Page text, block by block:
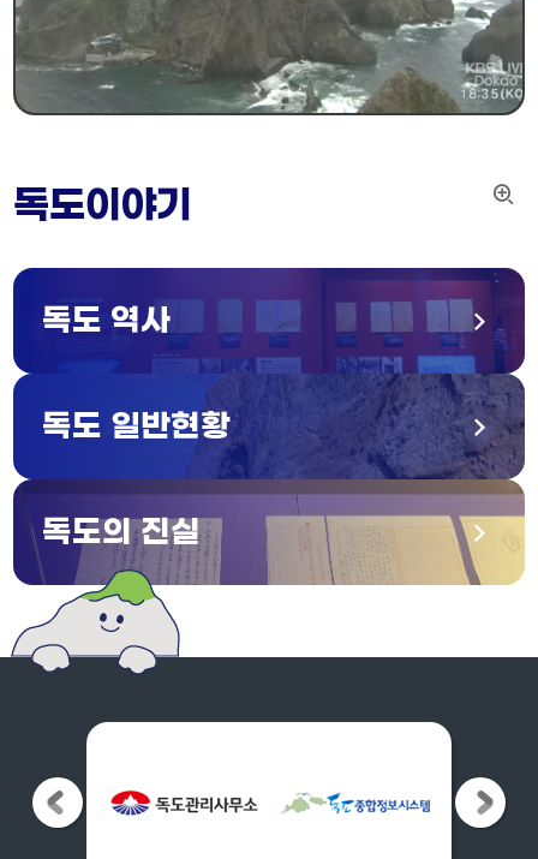
독도이야기
더
독도 역사
독도 일반현황
독도의 진실
이
전
다
음